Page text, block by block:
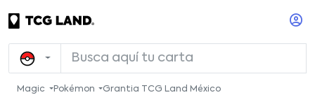
Magic Pokémon Grantia TCG Land México